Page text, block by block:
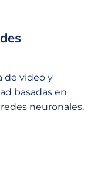
de video y
basadas en
neuronales.